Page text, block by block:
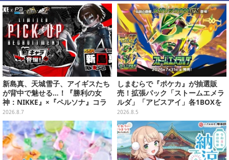
新島真、天城雪子、アイギスたち
が背中で魅せる…！『勝利の女
神：NIKKE』×『ペルソナ』コラ
ボキャラ＆KV解禁
2026.8.7
しまむらで『ポケカ』が抽選販
売！拡張パック「ストームエメラ
ルダ」「アビスアイ」各1BOXを
ラインナップ
2026.8.5